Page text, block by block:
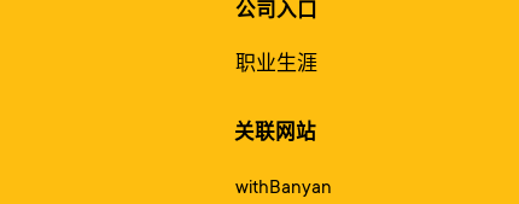
公司入口
职业生涯
关联网站
withBanyan